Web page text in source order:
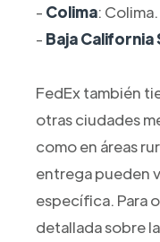
- Colima: Colima.
- Baja California
FedEx también
otras ciudades
como en áreas
entrega pueden
específica. Para
detallada sobre